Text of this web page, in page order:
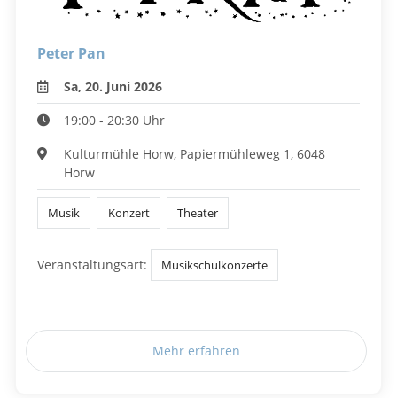
Peter Pan
Sa, 20. Juni 2026
19:00 - 20:30 Uhr
Kulturmühle Horw, Papiermühleweg 1, 6048
Horw
Musik Konzert Theater
Veranstaltungsart: Musikschulkonzerte
Mehr erfahren